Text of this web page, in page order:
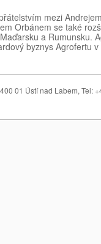
mezi
Orbánem se také
a Rumunsku.
byznys Agrofertu
01 Ústí nad Labem, Tel: